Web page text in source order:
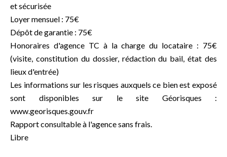
et sécurisée
Loyer mensuel : 75€
Dépôt de garantie : 75€
Honoraires d'agence TC à la charge du locataire : 75€
(visite, constitution du dossier, rédaction du bail, état des
lieux d'entrée)
Les informations sur les risques auxquels ce bien est exposé
sont disponibles sur le site Géorisques :
www.georisques.gouv.fr
Rapport consultable à l'agence sans frais.
Libre